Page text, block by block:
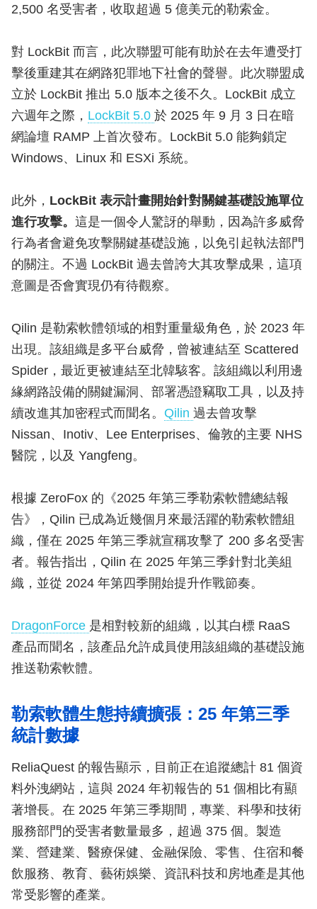
2,500 名受害者，收取超過 5 億美元的勒索金。
對 LockBit 而言，此次聯盟可能有助於在去年遭受打
擊後重建其在網路犯罪地下社會的聲譽。此次聯盟成
立於 LockBit 推出 5.0 版本之後不久。LockBit 成立
六週年之際， LockBit 5.0 於 2025 年 9 月 3 日在暗
網論壇 RAMP 上首次發布。LockBit 5.0 能夠鎖定
Windows、Linux 和 ESXi 系統。
此外， LockBit 表示計畫開始針對關鍵基礎設施單位
進行攻擊。 這是一個令人驚訝的舉動，因為許多威脅
行為者會避免攻擊關鍵基礎設施，以免引起執法部門
的關注。不過 LockBit 過去曾誇大其攻擊成果，這項
意圖是否會實現仍有待觀察。
Qilin 是勒索軟體領域的相對重量級角色，於 2023 年
出現。該組織是多平台威脅，曾被連結至 Scattered
Spider，最近更被連結至北韓駭客。該組織以利用邊
緣網路設備的關鍵漏洞、部署憑證竊取工具，以及持
續改進其加密程式而聞名。 Qilin 過去曾攻擊
Nissan、Inotiv、Lee Enterprises、倫敦的主要 NHS
醫院，以及 Yangfeng。
根據 ZeroFox 的《2025 年第三季勒索軟體總結報
告》，Qilin 已成為近幾個月來最活躍的勒索軟體組
織，僅在 2025 年第三季就宣稱攻擊了 200 多名受害
者。報告指出，Qilin 在 2025 年第三季針對北美組
織，並從 2024 年第四季開始提升作戰節奏。
DragonForce 是相對較新的組織，以其白標 RaaS
產品而聞名，該產品允許成員使用該組織的基礎設施
推送勒索軟體。
勒索軟體生態持續擴張：25 年第三季
統計數據
ReliaQuest 的報告顯示，目前正在追蹤總計 81 個資
料外洩網站，這與 2024 年初報告的 51 個相比有顯
著增長。在 2025 年第三季期間，專業、科學和技術
服務部門的受害者數量最多，超過 375 個。製造
業、營建業、醫療保健、金融保險、零售、住宿和餐
飲服務、教育、藝術娛樂、資訊科技和房地產是其他
常受影響的產業。